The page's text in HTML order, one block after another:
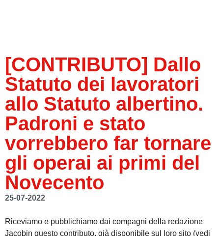
[CONTRIBUTO] Dallo
Statuto dei lavoratori
allo Statuto albertino.
Padroni e stato
vorrebbero far tornare
gli operai ai primi del
Novecento
25-07-2022
Riceviamo e pubblichiamo dai compagni della redazione
Jacobin questo contributo, già disponibile sul loro sito (vedi